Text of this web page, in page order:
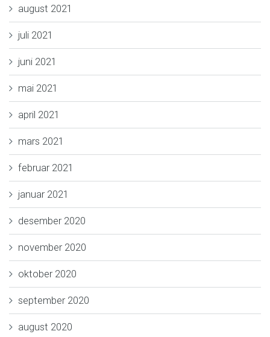
august 2021
juli 2021
juni 2021
mai 2021
april 2021
mars 2021
februar 2021
januar 2021
desember 2020
november 2020
oktober 2020
september 2020
august 2020